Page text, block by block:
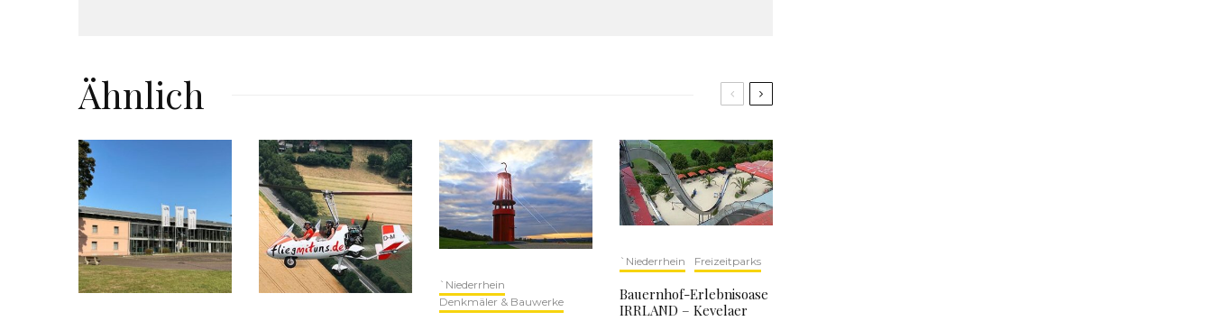
Ähnlich
`Niederrhein
Denkmäler & Bauwerke
`Niederrhein Freizeitparks
Bauernhof-Erlebnisoase
IRRLAND – Kevelaer